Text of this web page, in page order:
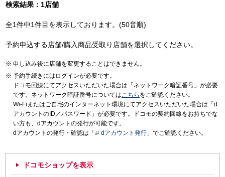
検索結果：1店舗
全1件中1件目を表示しております。(50音順)
予約申込する店舗/購入商品受取り店舗を選択してください。
申し込み後に店舗を変更することはできません。
予約手続きにはログインが必要です。
ドコモ回線にてアクセスいただいた場合は「ネットワーク暗証番号」が必要
です。ネットワーク暗証番号についてはこちら をご確認ください。
Wi-Fiまたはご自宅のインターネット環境にてアクセスいただいた場合は「d
アカウントのID／パスワード」が必要です。ドコモの契約回線をお持ちでな
い方も、dアカウントの発行が可能です。
dアカウントの発行・確認は「
dアカウント発行 」でご確認ください。
ドコモショップを表示